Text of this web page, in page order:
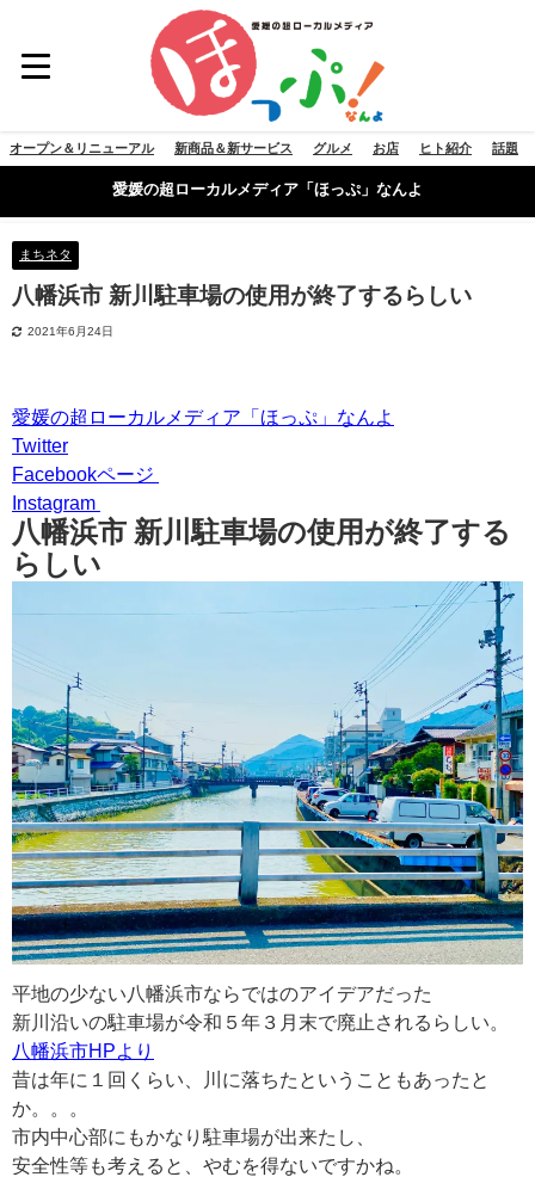
オープン＆リニューアル 新商品＆新サービス グルメ お店 ヒト紹介 話題
愛媛の超ローカルメディア「ほっぷ」なんよ
まちネタ
八幡浜市 新川駐車場の使用が終了するらしい
2021年6月24日
愛媛の超ローカルメディア「ほっぷ」なんよ
Twitter
Facebookページ
Instagram
八幡浜市 新川駐車場の使用が終了する
らしい
平地の少ない八幡浜市ならではのアイデアだった
新川沿いの駐車場が令和５年３月末で廃止されるらしい。
八幡浜市HPより
昔は年に１回くらい、川に落ちたということもあったと
か。。。
市内中心部にもかなり駐車場が出来たし、
安全性等も考えると、やむを得ないですかね。